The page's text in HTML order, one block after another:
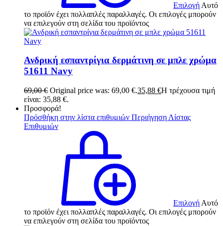
Επιλογή Αυτό
το προϊόν έχει πολλαπλές παραλλαγές. Οι επιλογές μπορούν
να επιλεγούν στη σελίδα του προϊόντος
Ανδρική εσπαντρίγια δερμάτινη σε μπλε χρώμα
51611 Navy
69,00€ Original price was: 69,00 €.35,88 €Η τρέχουσα τιμή
είναι: 35,88 €.
Προσφορά!
Πρόσθήκη στην λίστα επιθυμιών Περιήγηση Λίστας
Επιθυμιών
Επιλογή Αυτό
το προϊόν έχει πολλαπλές παραλλαγές. Οι επιλογές μπορούν
να επιλεγούν στη σελίδα του προϊόντος